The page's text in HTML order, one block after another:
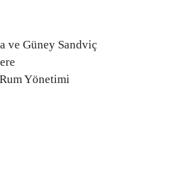
ve Güney Sandviç
Yönetimi